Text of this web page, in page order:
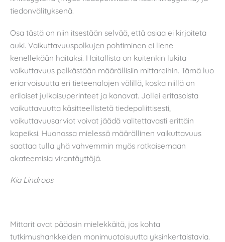
tiedonvälityksenä.
Osa tästä on niin itsestään selvää, että asiaa ei kirjoiteta
auki. Vaikuttavuuspolkujen pohtiminen ei liene
kenellekään haitaksi. Haitallista on kuitenkin lukita
vaikuttavuus pelkästään määrällisiin mittareihin. Tämä luo
eriarvoisuutta eri tieteenalojen välillä, koska niillä on
erilaiset julkaisuperinteet ja kanavat. Jollei eritasoista
vaikuttavuutta käsitteellistetä tiedepoliittisesti,
vaikuttavuusarviot voivat jäädä valitettavasti erittäin
kapeiksi. Huonossa mielessä määrällinen vaikuttavuus
saattaa tulla yhä vahvemmin myös ratkaisemaan
akateemisia virantäyttöjä.
Kia Lindroos
Mittarit ovat pääosin mielekkäitä, jos kohta
tutkimushankkeiden monimuotoisuutta yksinkertaistavia.